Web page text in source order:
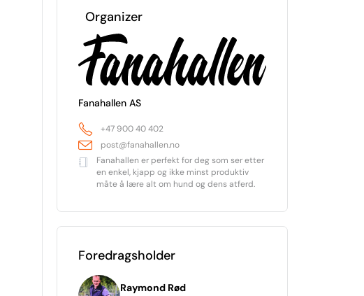
Organizer
Fanahallen AS
+47 900 40 402
post@fanahallen.no
Fanahallen er perfekt for deg som ser etter
en enkel, kjapp og ikke minst produktiv
måte å lære alt om hund og dens atferd.
Foredragsholder
Raymond Rød